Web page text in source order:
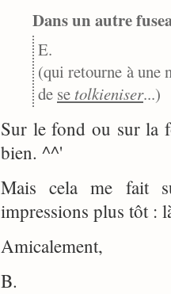
Dans un autre
E.
(qui retourne à une
de se tolkieniser...)
Sur le fond ou sur la
bien. ^^'
Mais cela me fait
impressions plus tôt :
Amicalement,
B.